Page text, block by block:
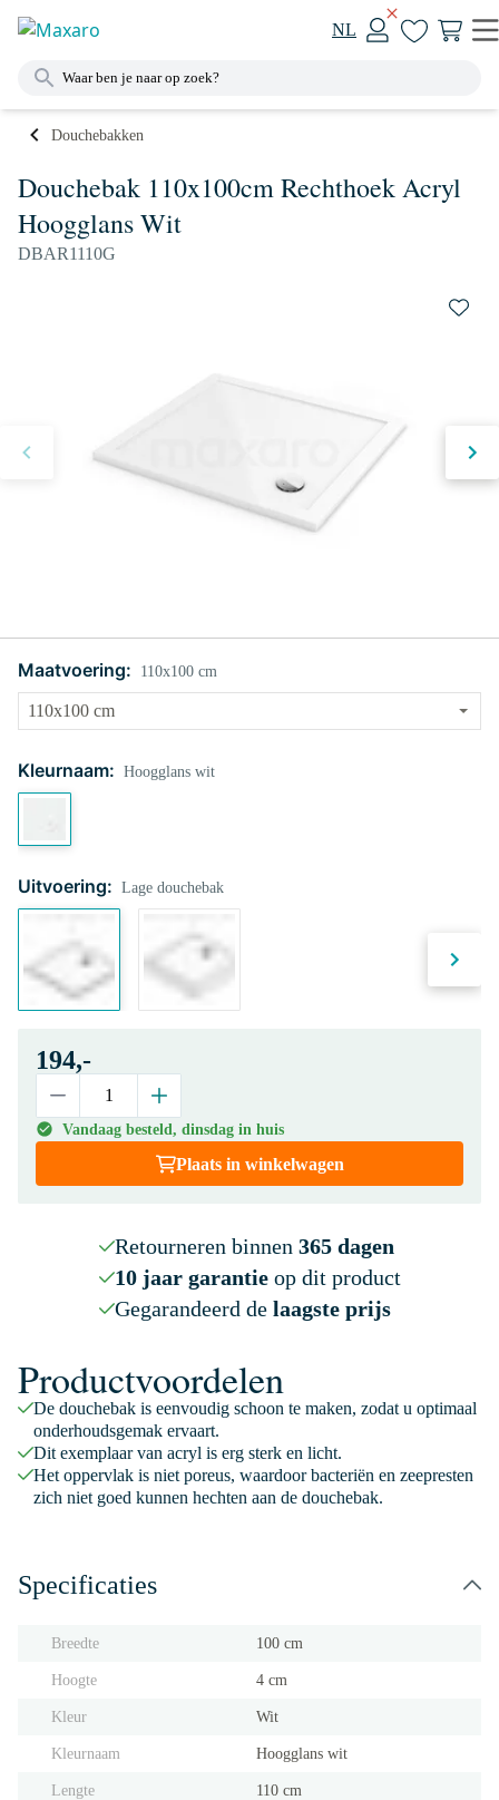
NL
Douchebakken
Douchebak 110x100cm Rechthoek Acryl
Hoogglans Wit
DBAR1110G
Maatvoering: 110x100 cm
Kleurnaam: Hoogglans wit
Uitvoering: Lage douchebak
194,-
Vandaag besteld, dinsdag in huis
Plaats in winkelwagen
Retourneren binnen 365 dagen
10 jaar garantieop dit product
Gegarandeerd de laagste prijs
Productvoordelen
De douchebak is eenvoudig schoon te maken, zodat u optimaal
onderhoudsgemak ervaart.
Dit exemplaar van acryl is erg sterk en licht.
Het oppervlak is niet poreus, waardoor bacteriën en zeepresten
zich niet goed kunnen hechten aan de douchebak.
Specificaties
Breedte 100 cm
Hoogte 4 cm
Kleur Wit
Kleurnaam Hoogglans wit
Lengte 110 cm